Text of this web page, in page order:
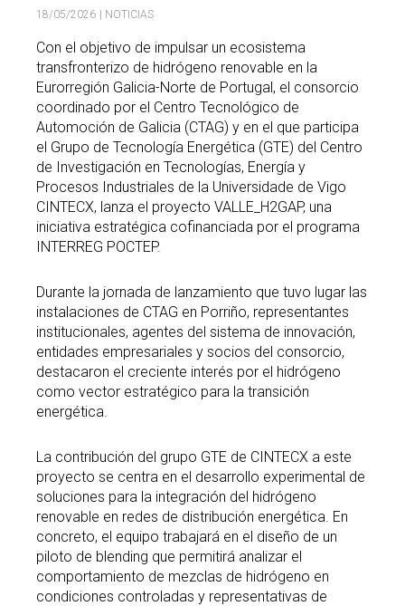
18/05/2026 | NOTICIAS
Con el objetivo de impulsar un ecosistema
transfronterizo de hidrógeno renovable en la
Eurorregión Galicia-Norte de Portugal, el consorcio
coordinado por el Centro Tecnológico de
Automoción de Galicia (CTAG) y en el que participa
el Grupo de Tecnología Energética (GTE) del Centro
de Investigación en Tecnologías, Energía y
Procesos Industriales de la Universidade de Vigo
CINTECX, lanza el proyecto VALLE_H2GAP, una
iniciativa estratégica cofinanciada por el programa
INTERREG POCTEP.
Durante la jornada de lanzamiento que tuvo lugar las
instalaciones de CTAG en Porriño, representantes
institucionales, agentes del sistema de innovación,
entidades empresariales y socios del consorcio,
destacaron el creciente interés por el hidrógeno
como vector estratégico para la transición
energética.
La contribución del grupo GTE de CINTECX a este
proyecto se centra en el desarrollo experimental de
soluciones para la integración del hidrógeno
renovable en redes de distribución energética. En
concreto, el equipo trabajará en el diseño de un
piloto de blending que permitirá analizar el
comportamiento de mezclas de hidrógeno en
condiciones controladas y representativas de